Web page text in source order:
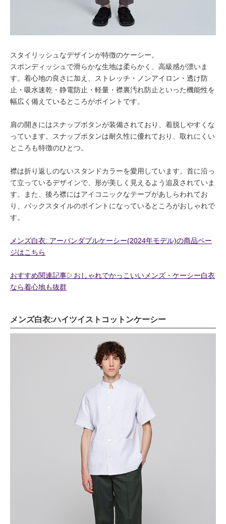
スタイリッシュなデザインが特徴のケーシー。
スポンディッシュで滑らかな生地は柔らかく、高級感が漂いま
す。着心地の良さに加え、ストレッチ・ノンアイロン・透け防
止・吸水速乾・静電防止・軽量・襟裏汚れ防止といった機能性を
幅広く備えているところがポイントです。
肩の開きにはスナップボタンが装備されており、着脱しやすくな
っています。スナップボタンは耐久性に優れており、取れにくい
ところも特徴のひとつ。
襟は折り返しのないスタンドカラーを愛用しています。首に沿っ
て立っているデザインで、形が美しく見えるよう追及されていま
す。また、後ろ襟にはアイコニックなテープがあしらわれてお
り、バックスタイルのポイントになっているところがおしゃれで
す。
メンズ白衣: アーバンダブルケーシー(2024年モデル)の商品ペー
ジはこちら
おすすめ関連記事▷おしゃれでかっこいいメンズ・ケーシー白衣
なら着心地も抜群
メンズ白衣:ハイツイストコットンケーシー